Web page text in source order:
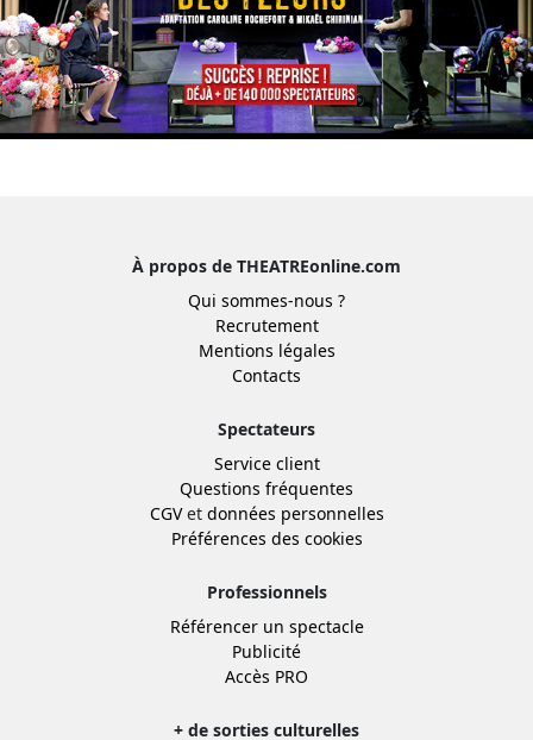
À propos de THEATREonline.com
Qui sommes-nous ?
Recrutement
Mentions légales
Contacts
Spectateurs
Service client
Questions fréquentes
CGVet données personnelles
Préférences des cookies
Professionnels
Référencer un spectacle
Publicité
Accès PRO
+ de sorties culturelles